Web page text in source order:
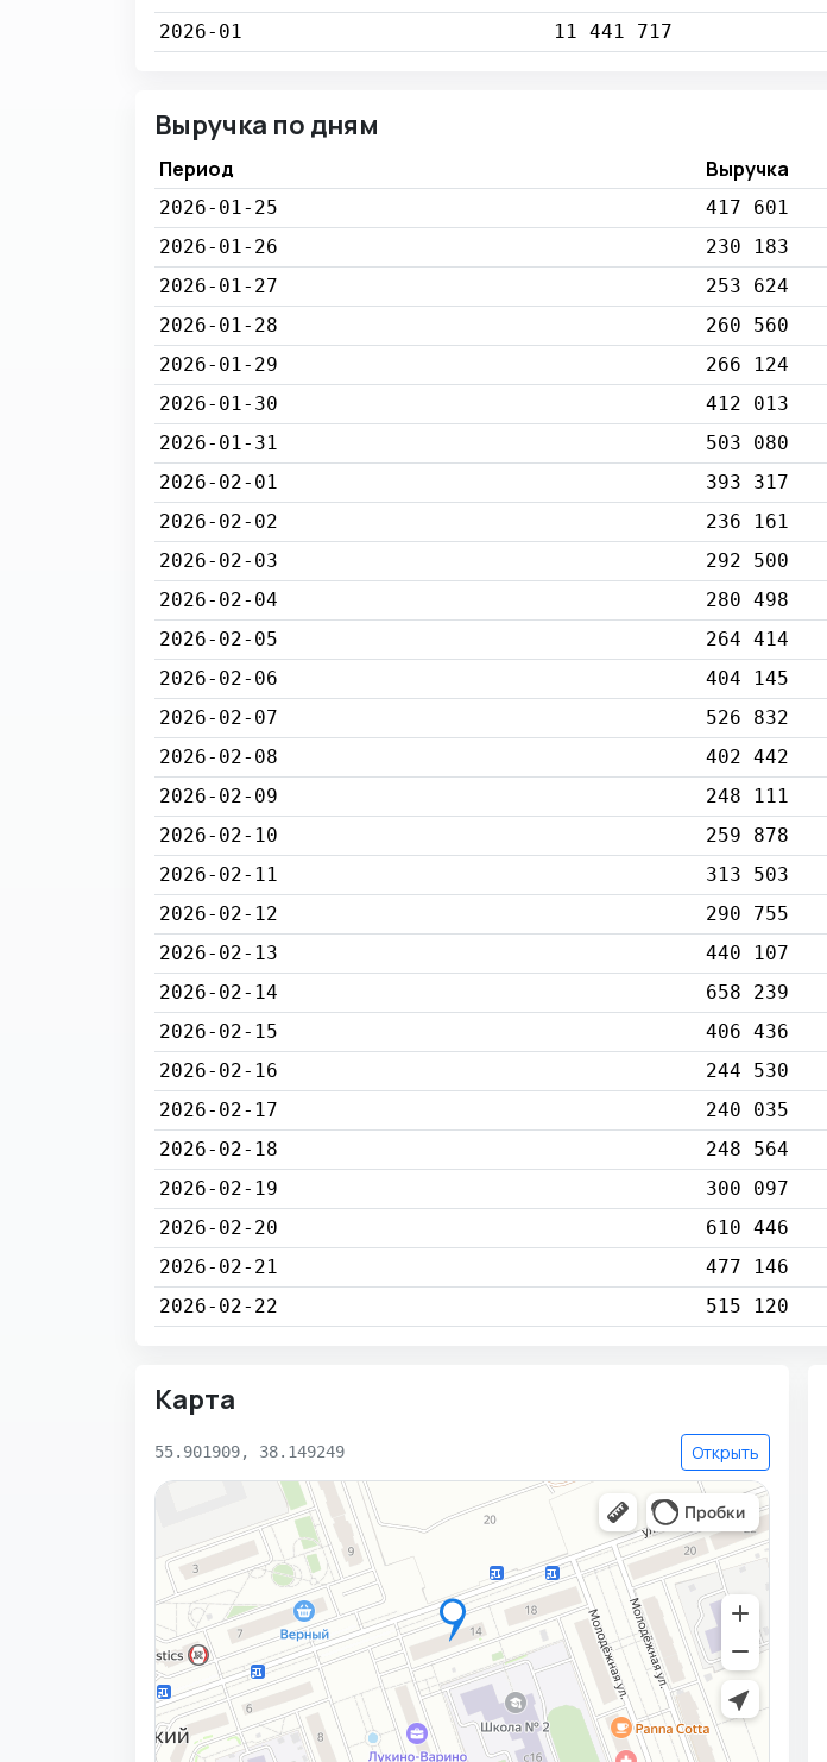
2026-01
11 441 717
Выручка по дням
Период Выручка
2026-01-25 417 601
2026-01-26
230 183
2026-01-27
253 624
2026-01-28
260 560
2026-01-29
266 124
2026-01-30
412 013
2026-01-31
503 080
2026-02-01
393 317
2026-02-02
236 161
2026-02-03
292 500
2026-02-04
280 498
2026-02-05
264 414
2026-02-06
404 145
2026-02-07
526 832
2026-02-08
402 442
2026-02-09
248 111
2026-02-10
259 878
2026-02-11
313 503
2026-02-12
290 755
2026-02-13
440 107
2026-02-14
658 239
2026-02-15
406 436
2026-02-16
244 530
2026-02-17
240 035
2026-02-18
248 564
2026-02-19
300 097
2026-02-20
610 446
2026-02-21
477 146
2026-02-22
515 120
Карта
55.901909, 38.149249 Открыть